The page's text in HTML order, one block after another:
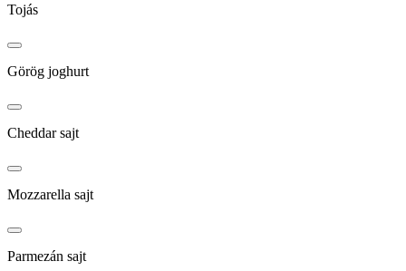
Tojás
Görög joghurt
Cheddar sajt
Mozzarella sajt
Parmezán sajt